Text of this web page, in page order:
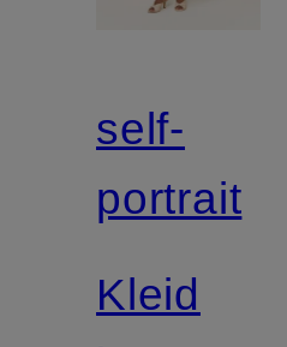
self-
portrait
Kleid